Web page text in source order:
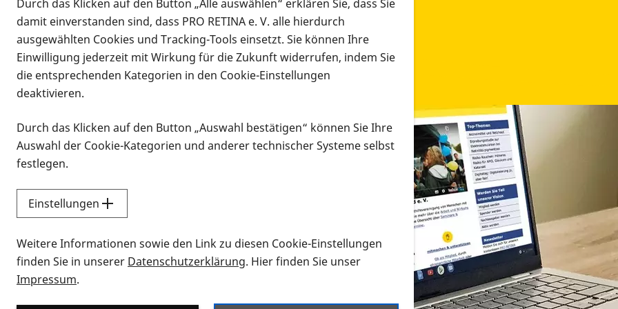
Infomaterial
Infomaterial
Vorlesen
Alle Infomaterialien in verschiedenen Formaten an
Sie möchten wissen, wie Sie nach Infonmaterial suchen und dieses bestellen bzw. herunterladen
Durch das Klicken auf den Button „Alle auswählen“ erklären Sie, dass Sie
damit einverstanden sind, dass PRO RETINA e. V. alle hierdurch
ausgewählten Cookies und Tracking-Tools einsetzt. Sie können Ihre
Einwilligung jederzeit mit Wirkung für die Zukunft widerrufen, indem Sie
die entsprechenden Kategorien in den Cookie-Einstellungen
deaktivieren.
Durch das Klicken auf den Button „Auswahl bestätigen“ können Sie Ihre
Auswahl der Cookie-Kategorien und anderer technischer Systeme selbst
festlegen.
Einstellungen
Weitere Informationen sowie den Link zu diesen Cookie-Einstellungen
finden Sie in unserer Datenschutzerklärung. Hier finden Sie unser
Impressum.